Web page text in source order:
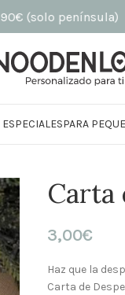
península)
PARA
Carta
3,00€
Haz que la
Carta de